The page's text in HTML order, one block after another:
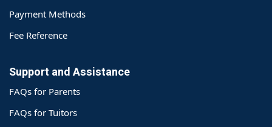
Payment Methods
Fee Reference
Support and Assistance
FAQs for Parents
FAQs for Tuitors